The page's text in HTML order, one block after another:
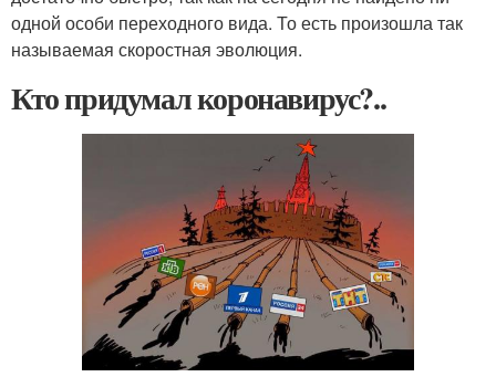
одной особи переходного вида. То есть произошла так
называемая скоростная эволюция.
Кто придумал коронавирус?..